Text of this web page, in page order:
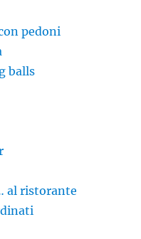
pedoni
balls
al ristorante